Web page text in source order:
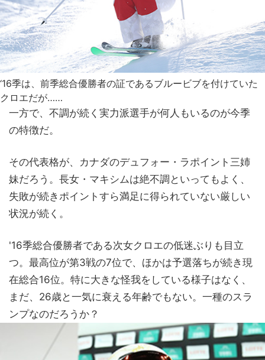
‘16季は、前季総合優勝者の証であるブルービブを付けていた
クロエだが……
一方で、不調が続く実力派選手が何人もいるのが今季
の特徴だ。
その代表格が、カナダのデュフォー・ラポイント三姉
妹だろう。長女・マキシムは絶不調といってもよく、
失敗が続きポイントすら満足に得られていない厳しい
状況が続く。
'16季総合優勝者である次女クロエの低迷ぶりも目立
つ。最高位が第3戦の7位で、ほかは予選落ちが続き現
在総合16位。特に大きな怪我をしている様子はなく、
まだ、26歳と一気に衰える年齢でもない。一種のスラ
ンプなのだろうか？